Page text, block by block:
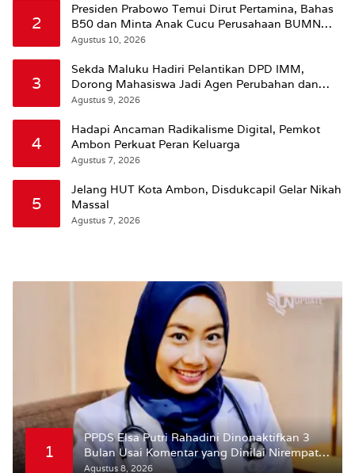
2
Presiden Prabowo Temui Dirut Pertamina, Bahas
B50 dan Minta Anak Cucu Perusahaan BUMN
Dikurangi
Agustus 10, 2026
3
Sekda Maluku Hadiri Pelantikan DPD IMM,
Dorong Mahasiswa Jadi Agen Perubahan dan
Mitra Strategis Pemerintah
Agustus 9, 2026
4
Hadapi Ancaman Radikalisme Digital, Pemkot
Ambon Perkuat Peran Keluarga
Agustus 7, 2026
5
Jelang HUT Kota Ambon, Disdukcapil Gelar Nikah
Massal
Agustus 7, 2026
1
PPDS Elsa Putri Rahadini Dinonaktifkan 3
Bulan Usai Komentar yang Dinilai Nirempati
ke Pasien BPJS
Agustus 8, 2026